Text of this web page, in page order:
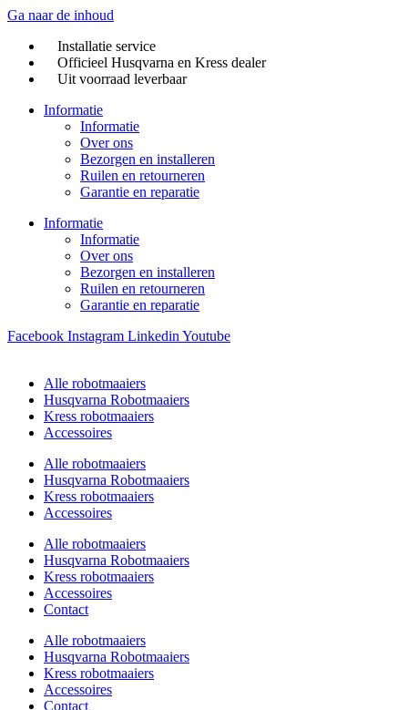
Ga naar de inhoud
Installatie service
Officieel Husqvarna en Kress dealer
Uit voorraad leverbaar
Informatie
Informatie
Over ons
Bezorgen en installeren
Ruilen en retourneren
Garantie en reparatie
Informatie
Informatie
Over ons
Bezorgen en installeren
Ruilen en retourneren
Garantie en reparatie
Facebook Instagram Linkedin Youtube
Alle robotmaaiers
Husqvarna Robotmaaiers
Kress robotmaaiers
Accessoires
Alle robotmaaiers
Husqvarna Robotmaaiers
Kress robotmaaiers
Accessoires
Alle robotmaaiers
Husqvarna Robotmaaiers
Kress robotmaaiers
Accessoires
Contact
Alle robotmaaiers
Husqvarna Robotmaaiers
Kress robotmaaiers
Accessoires
Contact